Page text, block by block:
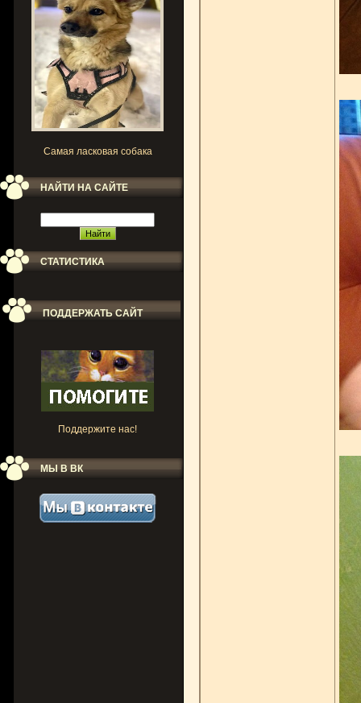
Самая ласковая собака
НАЙТИ НА САЙТЕ
СТАТИСТИКА
ПОДДЕРЖАТЬ САЙТ
Поддержите нас!
МЫ В ВК